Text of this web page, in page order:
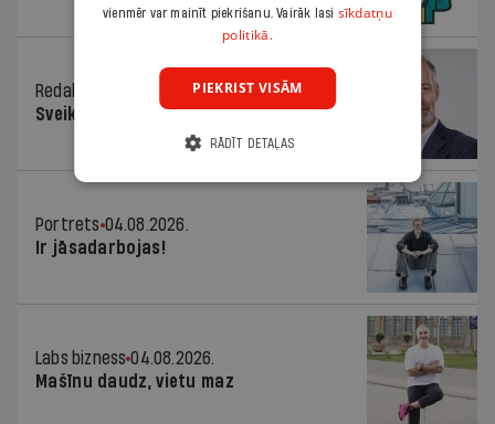
Redaktora sleja
04.08.2026.
Sveika un sveiks!
Portrets 04.08.2026.
Ir jāsadarbojas!
Labs bizness 04.08.2026.
Mašīnu daudz, vietu maz
vienmēr var mainīt piekrišanu. Vairāk lasi sīkdatņu
politikā.
PIEKRIST VISĀM
RĀDĪT DETAĻAS